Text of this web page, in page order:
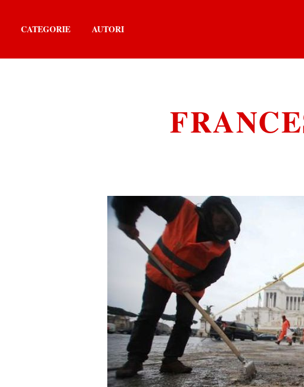
CATEGORIE AUTORI